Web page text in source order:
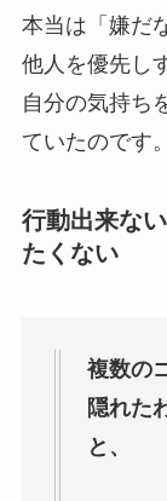
本当は「嫌だ
他人を優先し
自分の気持ち
ていたのです。
行動出来な
たくない
複数の
隠れた
と、